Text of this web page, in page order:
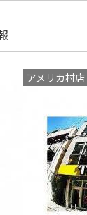
アメリカ村店